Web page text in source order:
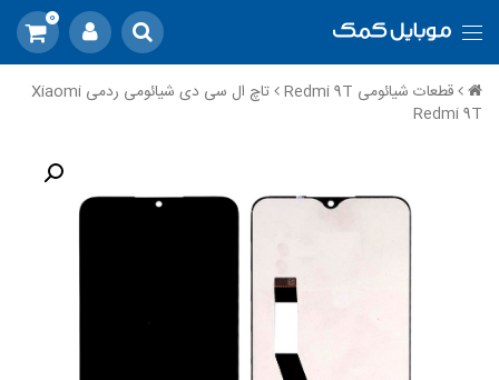
0
قطعات شیائومی Redmi 9T
تاچ ال سی دی شیائومی ردمی Xiaomi
Redmi 9T